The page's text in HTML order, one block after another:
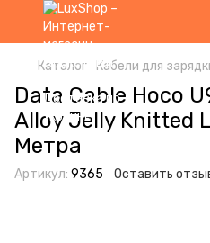
Каталог Кабели для
Data Cable Hoco
Alloy Jelly Knitted
Метра
Артикул: 9365 Оставить